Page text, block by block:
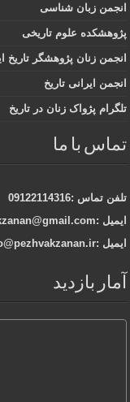
انجمن زبان شناسی
پژوهشکده علوم تاریخی
انجمن زنان پژوهشگر تاریخ
انجمن ایرانی تاریخ
تلگرام پژواک زنان در تاریخ
تماس با ما
تلفن تماس :09122114316
ایمیل :pezhvakzanan@gmail.com
ایمیل :info@pezhvakzanan.ir
آمار بازدید